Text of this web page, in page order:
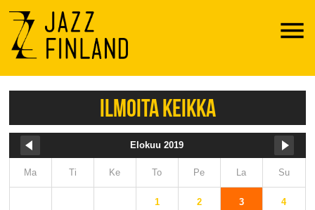
Menu
ILMOITA KEIKKA
Elokuu 2019
Ma Ti Ke To Pe La Su
1 2 3 4